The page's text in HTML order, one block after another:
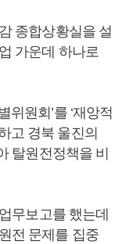
종합상황실을 설
가운데 하나로
위원회’를 ‘재앙적
고 경북 울진의
탈원전정책을 비
무보고를 했는데
전 문제를 집중